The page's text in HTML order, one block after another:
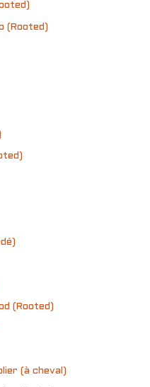
(Rooted)
(Rooted)
(à cheval)